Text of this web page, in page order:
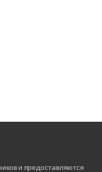
и предоставляются